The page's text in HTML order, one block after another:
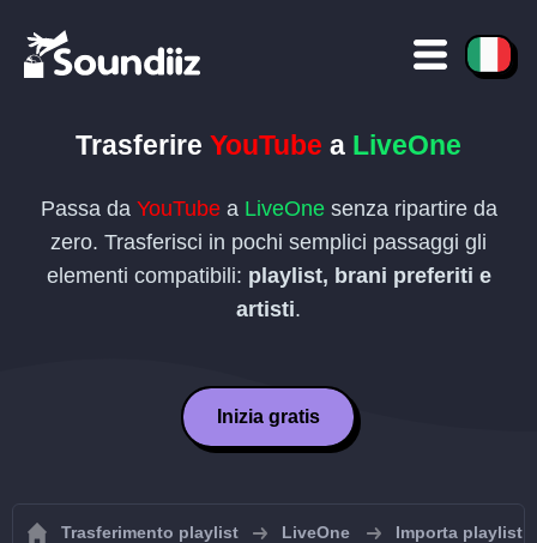
Trasferire YouTube a LiveOne
Passa da YouTubea LiveOnesenza ripartire da
zero. Trasferisci in pochi semplici passaggi gli
elementi compatibili: playlist, brani preferiti e
artisti.
Inizia gratis
Trasferimento playlist LiveOne Importa playlist